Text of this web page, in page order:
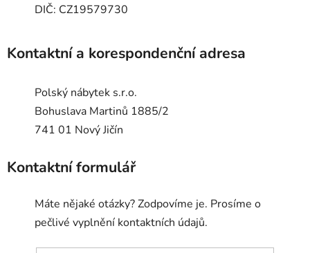
DIČ: CZ19579730
Kontaktní a korespondenční adresa
Polský nábytek s.r.o.
Bohuslava Martinů 1885/2
741 01 Nový Jičín
Kontaktní formulář
Máte nějaké otázky? Zodpovíme je. Prosíme o
pečlivé vyplnění kontaktních údajů.